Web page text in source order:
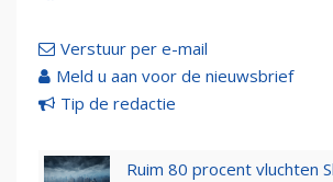
Verstuur per e-mail
Meld u aan voor de nieuwsbrief
Tip de redactie
Ruim 80 procent vluchten